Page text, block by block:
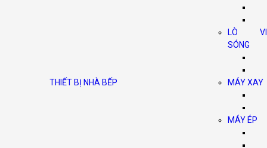
THIẾT BỊ NHÀ BẾP
LÒ VI
SÓNG
MÁY XAY
MÁY ÉP